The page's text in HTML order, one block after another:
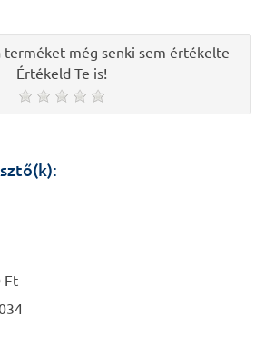
terméket még senki sem értékelte
Értékeld Te is!
Ft